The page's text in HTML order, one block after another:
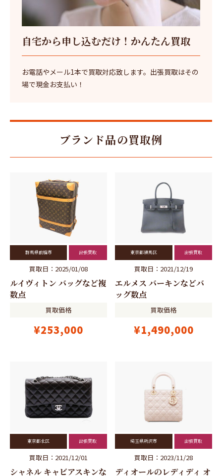
自宅から申し込むだけ！かんたん買取
お電話やメール1本で買取対応致します。出張買取はその
場で現金お支払い！
ブランド品の買取例
群馬県前橋市 出張買取
買取日：2025/01/08
ルイヴィトン バッグなど複
数点
買取価格
¥253,000
東京都練馬区 出張買取
買取日：2021/12/19
エルメス バーキンなどバ
ッグ数点
買取価格
¥1,490,000
東京都北区 出張買取
買取日：2021/12/01
シャネル キャビアスキンな
埼玉県所沢市 出張買取
買取日：2023/11/28
ディオールのレディディ オ